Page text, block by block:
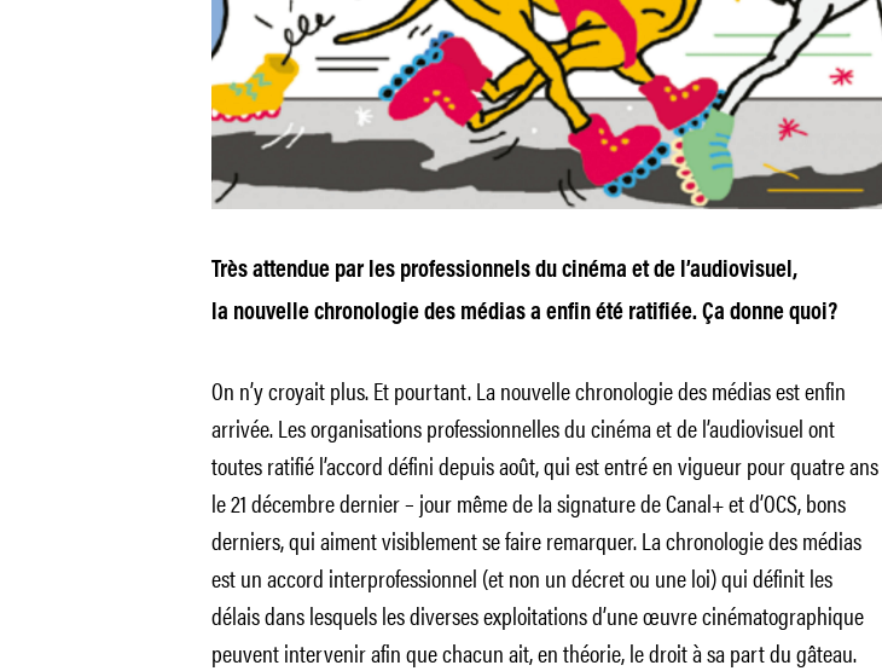
Très attendue par les professionnels du cinéma et de l’audiovisuel,
la nouvelle chronologie des médias a enfin été ratifiée. Ça donne quoi?
On n’y croyait plus. Et pourtant. La nouvelle chronologie des médias est enfin
arrivée. Les organisations professionnelles du cinéma et de l’audiovisuel ont
toutes ratifié l’accord défini depuis août, qui est entré en vigueur pour quatre ans
le 21 décembre dernier – jour même de la signature de Canal+ et d’OCS, bons
derniers, qui aiment visiblement se faire remarquer. La chronologie des médias
est un accord interprofessionnel (et non un décret ou une loi) qui définit les
délais dans lesquels les diverses exploitations d’une œuvre cinématographique
peuvent intervenir afin que chacun ait, en théorie, le droit à sa part du gâteau.